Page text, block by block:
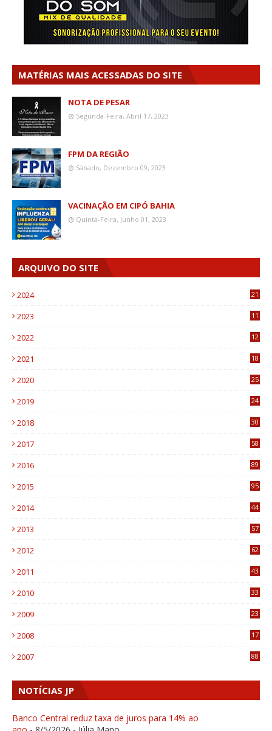
MATÉRIAS MAIS ACESSADAS DO SITE
NOTA DE PESAR
Segunda-Feira, Abril 17, 2023
FPM DA REGIÃO
Sábado, Dezembro 09, 2023
VACINAÇÃO EM CIPÓ BAHIA
Quinta-Feira, Junho 01, 2023
ARQUIVO DO SITE
2024 21
2023
11
2022
12
2021
18
2020
25
2019
24
2018
30
2017
58
2016
89
2015
95
2014
44
2013
57
2012
62
2011
43
2010
33
2009
23
2008
17
2007 88
NOTÍCIAS JP
Banco Central reduz taxa de juros para 14% ao